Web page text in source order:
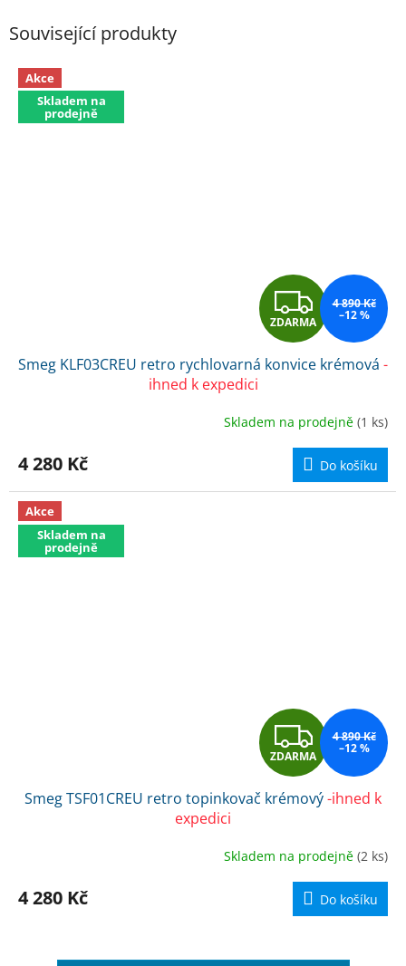
Související produkty
Akce
Skladem na
prodejně
Z
D
A
R
M
A
ZDARMA
4 890 Kč
–12 %
Smeg KLF03CREU retro rychlovarná konvice krémová -
ihned k expedici
Skladem na prodejně (1 ks)
4 280 Kč Do košíku
Akce
Skladem na
prodejně
Z
D
A
R
M
A
ZDARMA
4 890 Kč
–12 %
Smeg TSF01CREU retro topinkovač krémový-ihned k
expedici
Skladem na prodejně (2 ks)
4 280 Kč Do košíku